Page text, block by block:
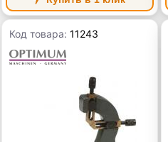
Код товара:11243